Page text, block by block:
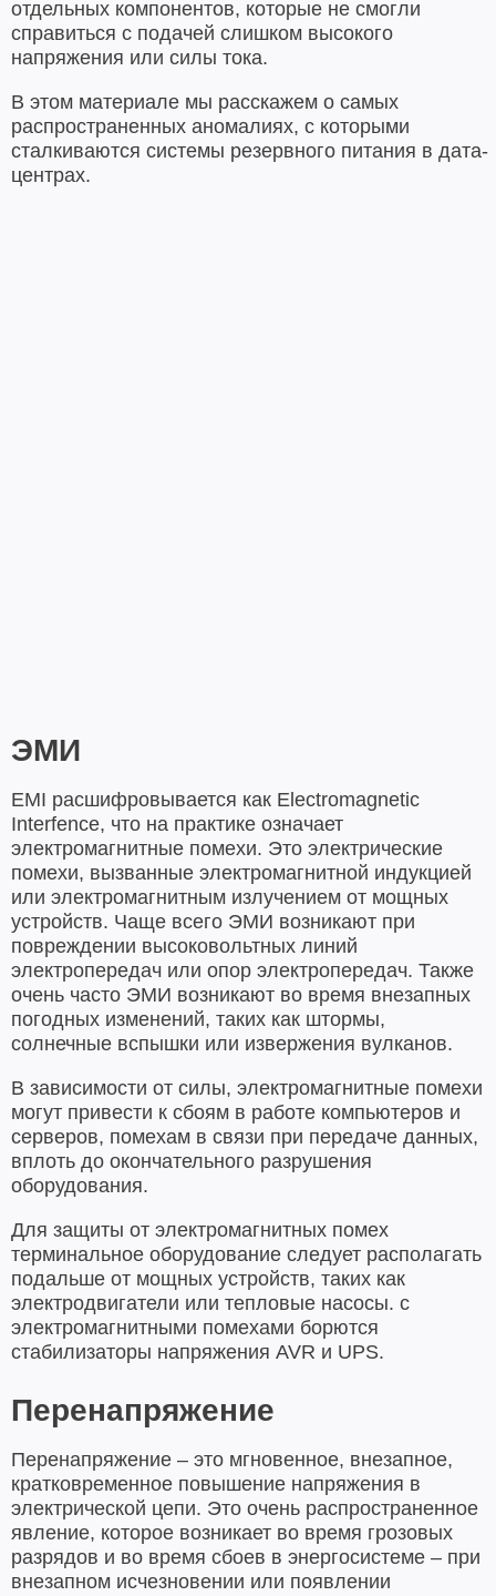
отдельных компонентов, которые не смогли
справиться с подачей слишком высокого
напряжения или силы тока.
В этом материале мы расскажем о самых
распространенных аномалиях, с которыми
сталкиваются системы резервного питания в дата-
центрах.
ЭМИ
EMI расшифровывается как Electromagnetic
Interfence, что на практике означает
электромагнитные помехи. Это электрические
помехи, вызванные электромагнитной индукцией
или электромагнитным излучением от мощных
устройств. Чаще всего ЭМИ возникают при
повреждении высоковольтных линий
электропередач или опор электропередач. Также
очень часто ЭМИ возникают во время внезапных
погодных изменений, таких как штормы,
солнечные вспышки или извержения вулканов.
В зависимости от силы, электромагнитные помехи
могут привести к сбоям в работе компьютеров и
серверов, помехам в связи при передаче данных,
вплоть до окончательного разрушения
оборудования.
Для защиты от электромагнитных помех
терминальное оборудование следует располагать
подальше от мощных устройств, таких как
электродвигатели или тепловые насосы. с
электромагнитными помехами борются
стабилизаторы напряжения AVR и UPS.
Перенапряжение
Перенапряжение – это мгновенное, внезапное,
кратковременное повышение напряжения в
электрической цепи. Это очень распространенное
явление, которое возникает во время грозовых
разрядов и во время сбоев в энергосистеме – при
внезапном исчезновении или появлении